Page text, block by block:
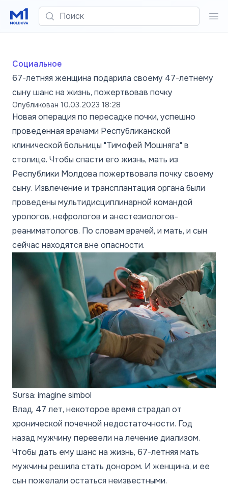
Поиск
Социальное
67-летняя женщина подарила своему 47-летнему
сыну шанс на жизнь, пожертвовав почку
Опубликован 10.03.2023 18:28
Новая операция по пересадке почки, успешно
проведенная врачами Республиканской
клинической больницы "Тимофей Мошняга" в
столице. Чтобы спасти его жизнь, мать из
Республики Молдова пожертвовала почку своему
сыну. Извлечение и трансплантация органа были
проведены мультидисциплинарной командой
урологов, нефрологов и анестезиологов-
реаниматологов. По словам врачей, и мать, и сын
сейчас находятся вне опасности.
Sursa: imagine simbol
Влад, 47 лет, некоторое время страдал от
хронической почечной недостаточности. Год
назад мужчину перевели на лечение диализом.
Чтобы дать ему шанс на жизнь, 67-летняя мать
мужчины решила стать донором. И женщина, и ее
сын пожелали остаться неизвестными.